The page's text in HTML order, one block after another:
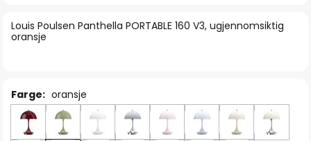
Louis Poulsen Panthella PORTABLE 160 V3, ugjennomsiktig
oransje
Farge: oransje